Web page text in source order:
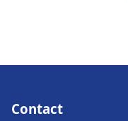
Contact